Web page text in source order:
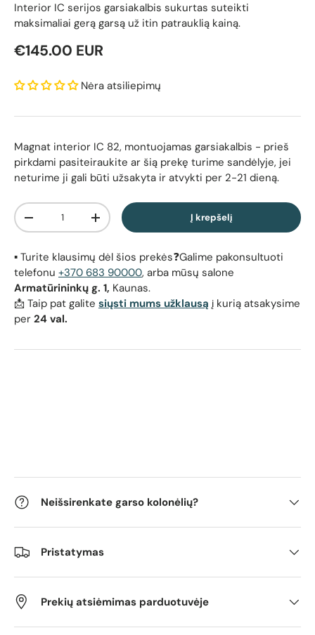
Interior IC serijos garsiakalbis sukurtas suteikti
maksimaliai gerą garsą už itin patrauklią kainą.
Reguliari kaina
€145.00 EUR
Nėra atsiliepimų
Magnat interior IC 82, montuojamas garsiakalbis - prieš
pirkdami pasiteiraukite ar šią prekę turime sandėlyje, jei
neturime ji gali būti užsakyta ir atvykti per 2-21 dieną.
Kiekis
Sumažinti kiekįPadidinti kiekį Į krepšelį
▪️ Turite klausimų dėl šios prekės❓Galime pakonsultuoti
telefonu +370 683 90000, arba mūsų salone
Armatūrininkų g. 1, Kaunas.
📩 Taip pat galite siųsti mums užklausą į kurią atsakysime
per 24 val.
Neišsirenkate garso kolonėlių?
Pristatymas
Prekių atsiėmimas parduotuvėje